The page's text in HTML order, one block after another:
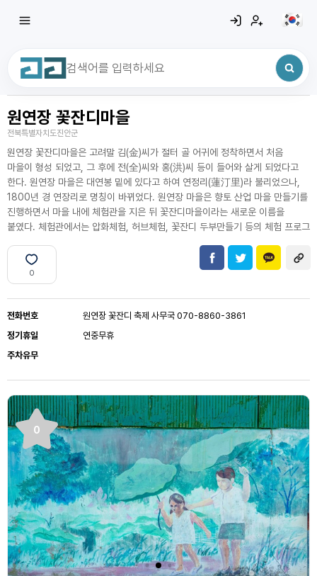
최근 검색어
원연장 꽃잔디마을
전북특별자치도진안군
원연장 꽃잔디마을은 고려말 김(金)씨가 절터 골 어귀에 정착하면서 처음
마을이 형성 되었고, 그 후에 전(全)씨와 홍(洪)씨 등이 들어와 살게 되었다고
한다. 원연장 마을은 대연봉 밑에 있다고 하여 연정리(蓮汀里)라 불리었으나,
1800년 경 연장리로 명칭이 바뀌었다. 원연장 마을은 향토 산업 마을 만들기를
진행하면서 마을 내에 체험관을 지은 뒤 꽃잔디마을이라는 새로운 이름을
붙였다. 체험관에서는 압화체험, 허브체험, 꽃잔디 두부만들기 등의 체험 프로그
0
전화번호
원연장 꽃잔디 축제 사무국 070-8860-3861
정기휴일
연중무휴
주차유무
0